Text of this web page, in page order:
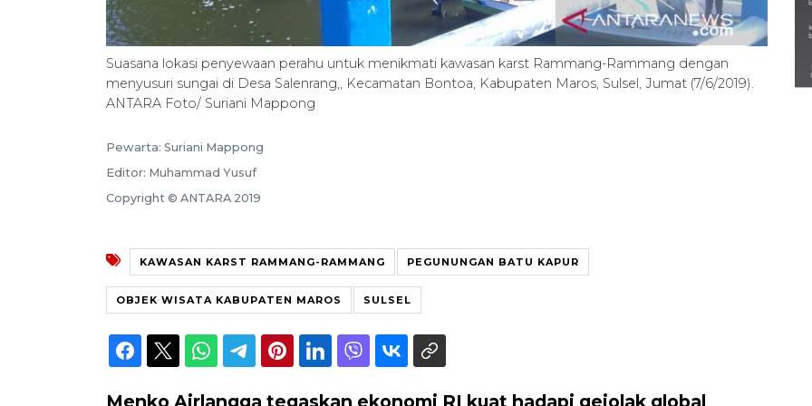
Suasana lokasi penyewaan perahu untuk menikmati kawasan karst Rammang-Rammang dengan
menyusuri sungai di Desa Salenrang,, Kecamatan Bontoa, Kabupaten Maros, Sulsel, Jumat (7/6/2019).
ANTARA Foto/ Suriani Mappong
Pewarta: Suriani Mappong
Editor: Muhammad Yusuf
Copyright © ANTARA 2019
KAWASAN KARST RAMMANG-RAMMANG PEGUNUNGAN BATU KAPUR
OBJEK WISATA KABUPATEN MAROS SULSEL
Menko Airlangga tegaskan ekonomi RI kuat hadapi gejolak global
Semarak Lebaran Ketupat di
berbagai daerah